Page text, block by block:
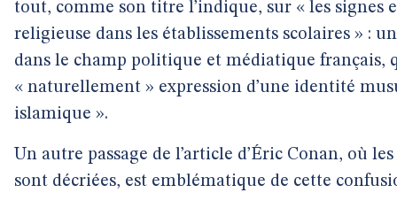
tout, comme son titre l’indique, sur « les signes
religieuse dans les établissements scolaires » :
dans le champ politique et médiatique français,
« naturellement » expression d’une identité
islamique ».
Un autre passage de l’article d’Éric Conan, où
sont décriées, est emblématique de cette